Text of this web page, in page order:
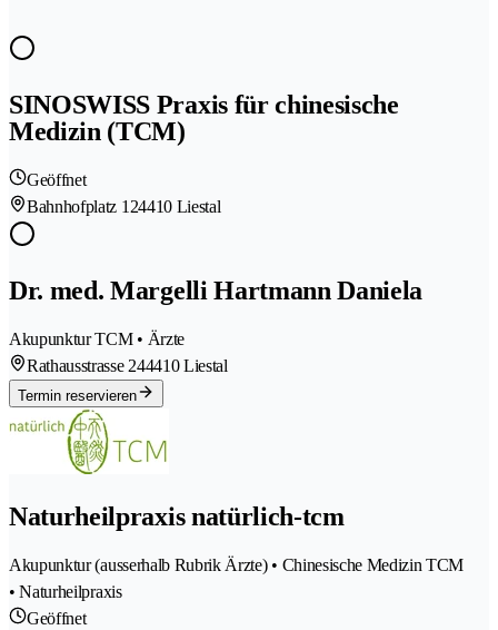
SINOSWISS Praxis für chinesische
Medizin (TCM)
Geöffnet
Bahnhofplatz 124410 Liestal
Dr. med. Margelli Hartmann Daniela
Akupunktur TCM • Ärzte
Rathausstrasse 244410 Liestal
Termin reservieren
Naturheilpraxis natürlich-tcm
Akupunktur (ausserhalb Rubrik Ärzte) • Chinesische Medizin TCM
• Naturheilpraxis
Geöffnet